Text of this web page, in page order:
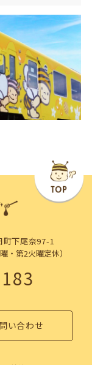
下尾奈97-1
・第2火曜定休）
い合わせ